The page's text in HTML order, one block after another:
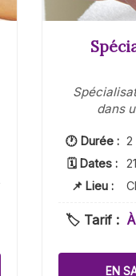
dans
🕐 Durée : 2
🗓 Dates :
📌 Lieu :
🏷️ Tarif :
EN